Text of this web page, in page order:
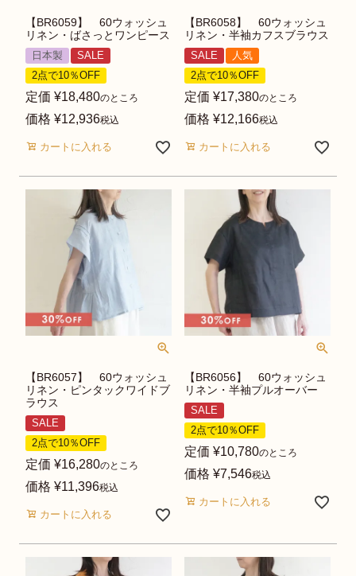
【BR6059】 60ウォッシュ
リネン・ばさっとワンピース
日本製
SALE
2点で10％OFF
定価 ¥18,480のところ
価格 ¥12,936税込
カートに入れる
【BR6058】 60ウォッシュ
リネン・半袖カフスブラウス
SALE
人気
2点で10％OFF
定価 ¥17,380のところ
価格 ¥12,166税込
カートに入れる
【BR6057】 60ウォッシュ
リネン・ピンタックワイドブ
ラウス
SALE
2点で10％OFF
定価 ¥16,280のところ
価格 ¥11,396税込
カートに入れる
【BR6056】 60ウォッシュ
リネン・半袖プルオーバー
SALE
2点で10％OFF
定価 ¥10,780のところ
価格 ¥7,546税込
カートに入れる